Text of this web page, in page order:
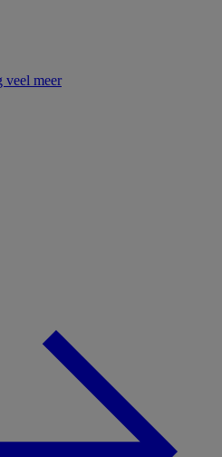
veel meer